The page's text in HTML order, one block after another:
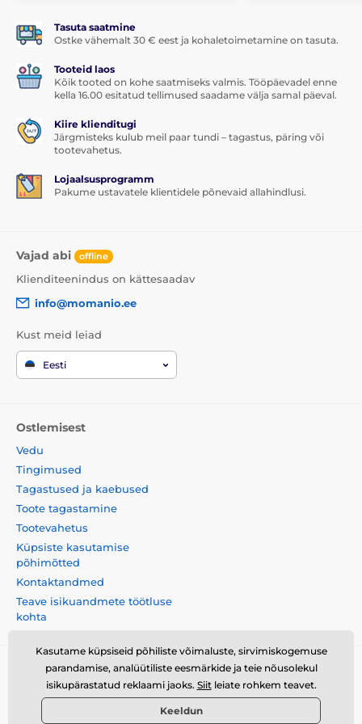
Tasuta saatmine
Ostke vähemalt 30 € eest ja kohaletoimetamine on tasuta.
Tooteid laos
Kõik tooted on kohe saatmiseks valmis. Tööpäevadel enne
kella 16.00 esitatud tellimused saadame välja samal päeval.
Kiire klienditugi
Järgmisteks kulub meil paar tundi – tagastus, päring või
tootevahetus.
Lojaalsusprogramm
Pakume ustavatele klientidele põnevaid allahindlusi.
Vajad abi offline
Klienditeenindus on kättesaadav
info@momanio.ee
Kust meid leiad
Eesti
Ostlemisest
Vedu
Tingimused
Tagastused ja kaebused
Toote tagastamine
Tootevahetus
Küpsiste kasutamise
põhimõtted
Kontaktandmed
Teave isikuandmete töötluse
kohta
Momanio s.r.o., Okružní 361/14, 747 18, Píšť, Tšehhi
Vabariik, VAT: CZ09604707
Kasutame küpsiseid põhiliste võimaluste, sirvimiskogemuse
parandamise, analüütiliste eesmärkide ja teie nõusolekul
isikupärastatud reklaami jaoks. Siitleiate rohkem teavet.
Keeldun